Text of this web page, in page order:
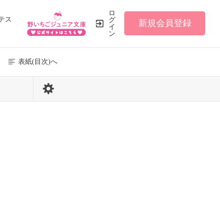
ス
ロ
グ
イ
ン
新規会員登録
表紙(目次)へ
215 / 243